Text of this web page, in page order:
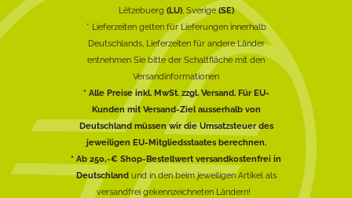
Lëtzebuerg (LU), Sverige(SE)
* Lieferzeiten gelten für Lieferungen innerhalb
Deutschlands, Lieferzeiten für andere Länder
entnehmen Sie bitte der Schaltfläche mit den
Versandinformationen
* Alle Preise inkl. MwSt. zzgl. Versand. Für EU-
Kunden mit Versand-Ziel ausserhalb von
Deutschland müssen wir die Umsatzsteuer des
jeweiligen EU-Mitgliedsstaates berechnen.
* Ab 250,-€ Shop-Bestellwert versandkostenfrei in
Deutschlandund in den beim jeweiligen Artikel als
versandfrei gekennzeichneten Ländern!